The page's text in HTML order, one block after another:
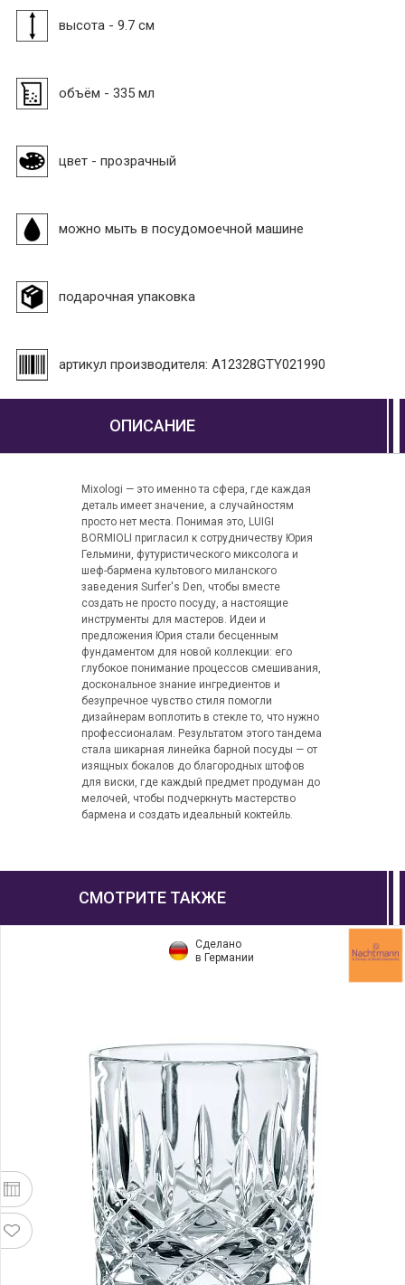
высота - 9.7 см
объём - 335 мл
цвет - прозрачный
можно мыть в посудомоечной машине
подарочная упаковка
артикул производителя: A12328GTY021990
ОПИСАНИЕ
Mixologi — это именно та сфера, где каждая
деталь имеет значение, а случайностям
просто нет места. Понимая это, LUIGI
BORMIOLI пригласил к сотрудничеству Юрия
Гельмини, футуристического миксолога и
шеф-бармена культового миланского
заведения Surfer's Den, чтобы вместе
создать не просто посуду, а настоящие
инструменты для мастеров. Идеи и
предложения Юрия стали бесценным
фундаментом для новой коллекции: его
глубокое понимание процессов смешивания,
доскональное знание ингредиентов и
безупречное чувство стиля помогли
дизайнерам воплотить в стекле то, что нужно
профессионалам. Результатом этого тандема
стала шикарная линейка барной посуды — от
изящных бокалов до благородных штофов
для виски, где каждый предмет продуман до
мелочей, чтобы подчеркнуть мастерство
бармена и создать идеальный коктейль.
СМОТРИТЕ ТАКЖЕ
Сделано
в Германии